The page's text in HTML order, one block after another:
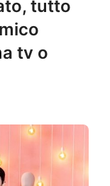
tutto
tv o